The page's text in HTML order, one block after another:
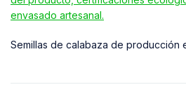
Semillas de calabaza de producción